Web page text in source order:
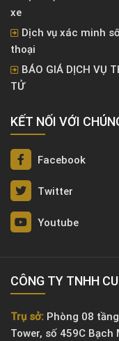
xe
Dịch vụ xác minh
thoại
BÁO GIÁ DỊCH VỤ
TỬ
KẾT NỐI VỚI
Facebook
Twitter
Youtube
CÔNG TY TNHH
Trụ sở: Phòng 08
Tower, số 459C